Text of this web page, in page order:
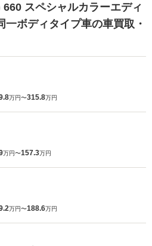
スペシャルカラーエディ
一ボディタイプ車の車買取・
万円〜315.8万円
万円〜157.3万円
万円〜188.6万円